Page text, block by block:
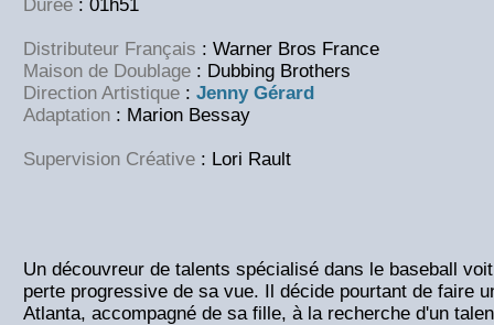
Durée : 01h51
Distributeur Français : Warner Bros France
Maison de Doublage : Dubbing Brothers
Direction Artistique : Jenny Gérard
Adaptation : Marion Bessay
Supervision Créative : Lori Rault
Un découvreur de talents spécialisé dans le baseball
perte progressive de sa vue. Il décide pourtant de faire
Atlanta, accompagné de sa fille, à la recherche d'un